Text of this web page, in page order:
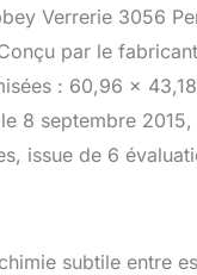
Verrerie 3056
par le
: 60,96 x
8 septembre
issue de 6
subtile entre